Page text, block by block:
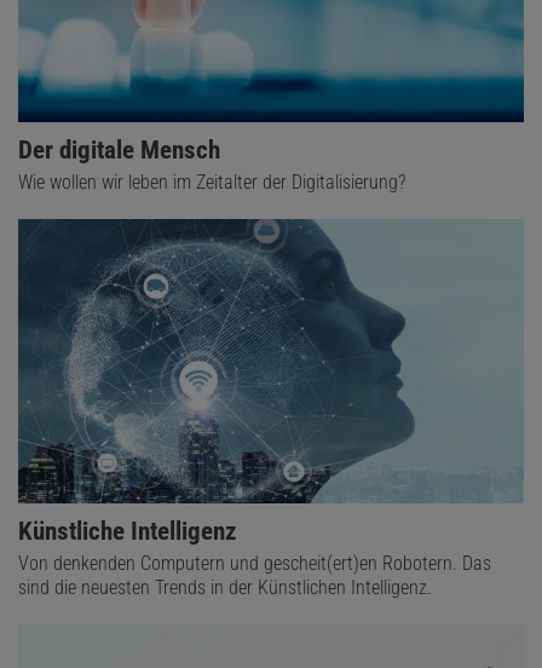
Der digitale Mensch
Wie wollen wir leben im Zeitalter der Digitalisierung?
Künstliche Intelligenz
Von denkenden Computern und gescheit(ert)en Robotern. Das
sind die neuesten Trends in der Künstlichen Intelligenz.